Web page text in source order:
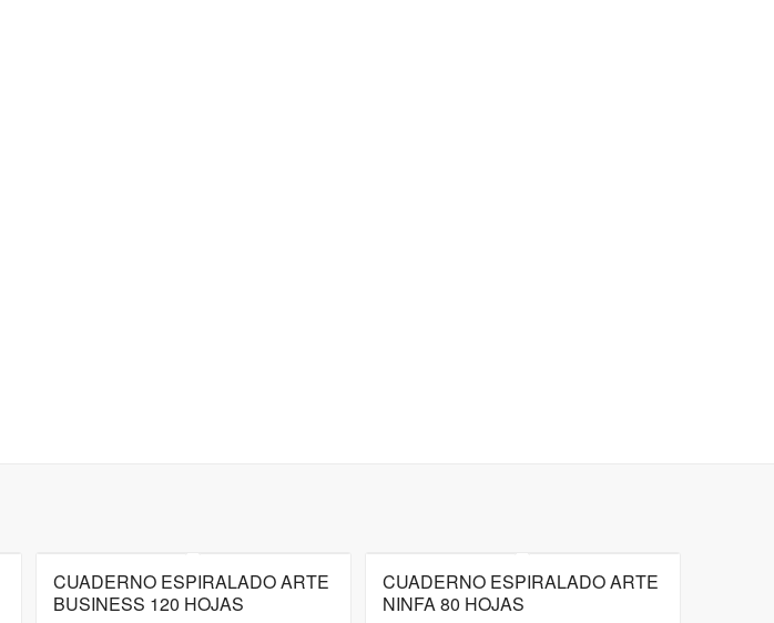
CUADERNO ESPIRALADO ARTE
BUSINESS 120 HOJAS
CUADERNO ESPIRALADO ARTE
NINFA 80 HOJAS